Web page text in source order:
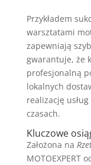
Przykładem
warsztatami
zapewniają
gwarantuje, że
profesjonalną
lokalnych
realizację
czasach.
Kluczowe
Założona na
MOTOEXPERT